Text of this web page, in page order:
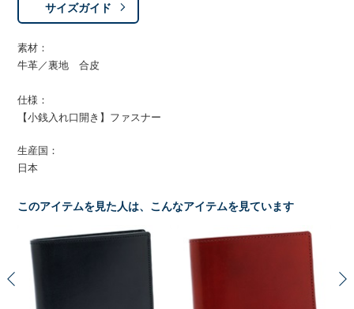
サイズガイド
素材：
牛革／裏地 合皮
仕様：
【小銭入れ口開き】ファスナー
生産国：
日本
このアイテムを見た人は、こんなアイテムを見ています